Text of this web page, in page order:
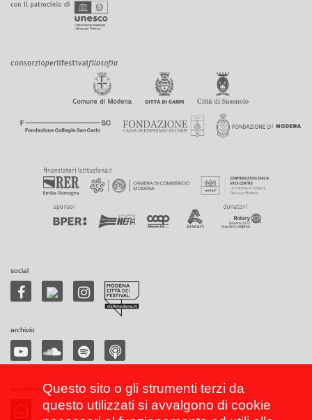
social
archivio
Questo sito o gli strumenti terzi da
questo utilizzati si avvalgono di cookie